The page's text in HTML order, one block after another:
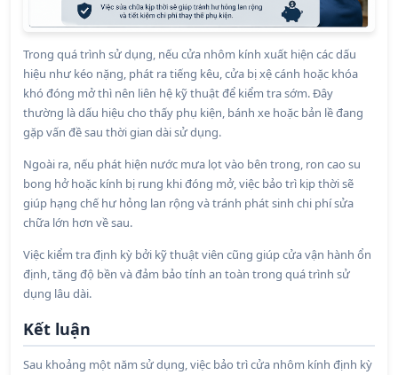
Trong quá trình sử dụng, nếu cửa nhôm kính xuất hiện các dấu
hiệu như kéo nặng, phát ra tiếng kêu, cửa bị xệ cánh hoặc khóa
khó đóng mở thì nên liên hệ kỹ thuật để kiểm tra sớm. Đây
thường là dấu hiệu cho thấy phụ kiện, bánh xe hoặc bản lề đang
gặp vấn đề sau thời gian dài sử dụng.
Ngoài ra, nếu phát hiện nước mưa lọt vào bên trong, ron cao su
bong hở hoặc kính bị rung khi đóng mở, việc bảo trì kịp thời sẽ
giúp hạng chế hư hỏng lan rộng và tránh phát sinh chi phí sửa
chữa lớn hơn về sau.
Việc kiểm tra định kỳ bởi kỹ thuật viên cũng giúp cửa vận hành ổn
định, tăng độ bền và đảm bảo tính an toàn trong quá trình sử
dụng lâu dài.
Kết luận
Sau khoảng một năm sử dụng, việc bảo trì cửa nhôm kính định kỳ